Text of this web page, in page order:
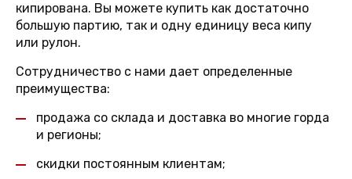
кипирована. Вы можете купить как достаточно
большую партию, так и одну единицу веса кипу
или рулон.
Сотрудничество с нами дает определенные
преимущества:
продажа со склада и доставка во многие горда
и регионы;
скидки постоянным клиентам;